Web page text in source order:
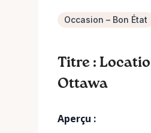
Occasion – Bon État
Titre :
Ottawa
Aperçu :